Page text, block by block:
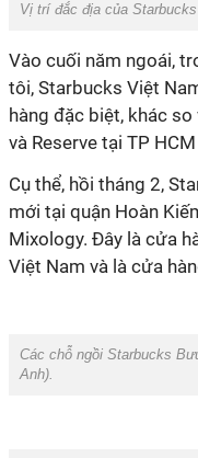
Vị trí đắc địa của
Vào cuối năm ngoái,
tôi, Starbucks Việt
hàng đặc biệt, khác
và Reserve tại TP
Cụ thể, hồi tháng 2,
mới tại quận Hoàn
Mixology. Đây là cửa
Việt Nam và là cửa
Các chỗ ngồi Starbucks
Anh).